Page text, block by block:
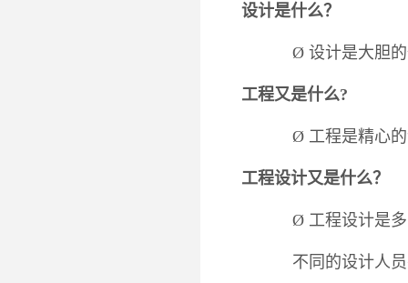
设计是什么？
Ø 设计是大胆
工程又是什么?
Ø 工程是精心
工程设计又是什么？
Ø 工程设计是
不同的设计人